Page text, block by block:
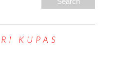
KUPAS